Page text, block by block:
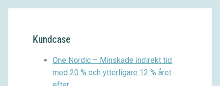
Kundcase
One Nordic – Minskade indirekt tid
med 20 % och ytterligare 12 % året